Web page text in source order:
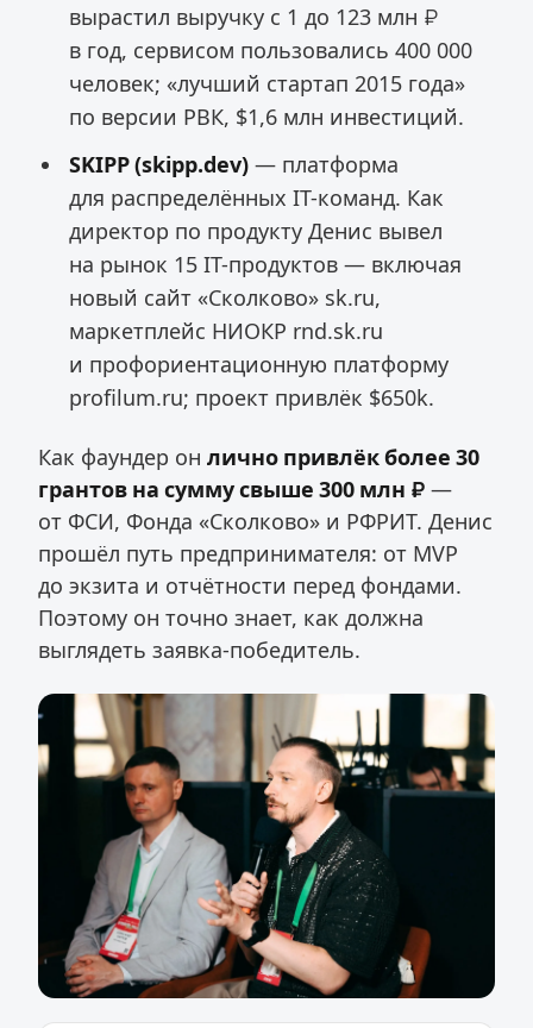
вырастил выручку с 1 до 123 млн ₽
в год, сервисом пользовались 400 000
человек; «лучший стартап 2015 года»
по версии РВК, $1,6 млн инвестиций.
SKIPP (skipp.dev) — платформа
для распределённых IT-команд. Как
директор по продукту Денис вывел
на рынок 15 IT-продуктов — включая
новый сайт «Сколково» sk.ru,
маркетплейс НИОКР rnd.sk.ru
и профориентационную платформу
profilum.ru; проект привлёк $650k.
Как фаундер он лично привлёк более 30
грантов на сумму свыше 300 млн ₽ —
от ФСИ, Фонда «Сколково» и РФРИТ. Денис
прошёл путь предпринимателя: от MVP
до экзита и отчётности перед фондами.
Поэтому он точно знает, как должна
выглядеть заявка-победитель.